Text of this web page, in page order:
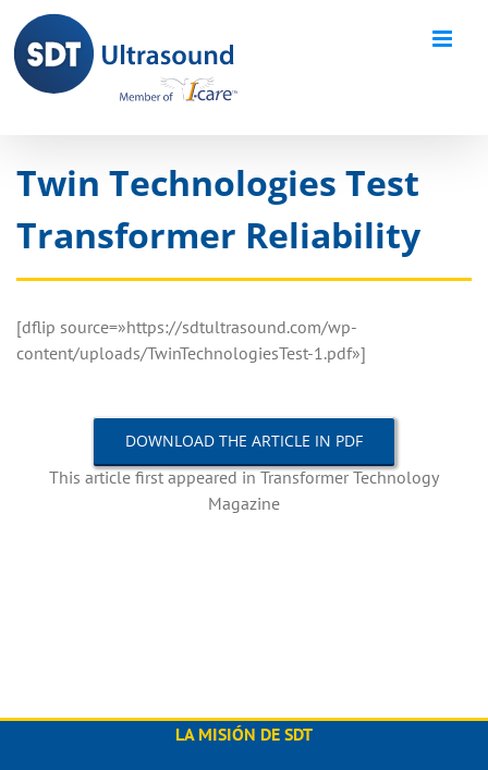
content
Twin Technologies Test
Transformer Reliability
[dflip source=»https://sdtultrasound.com/wp-
content/uploads/TwinTechnologiesTest-1.pdf»]
DOWNLOAD THE ARTICLE IN PDF
This article first appeared in Transformer Technology
Magazine
LA MISIÓN DE SDT